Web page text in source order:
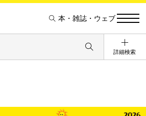
本・雑誌・ウェブ
詳細検索